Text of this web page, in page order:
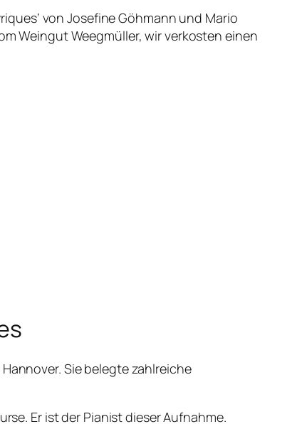
von Josefine Göhmann und Mario
Weingut Weegmüller, wir verkosten einen
Sie belegte zahlreiche
Er ist der Pianist dieser Aufnahme.